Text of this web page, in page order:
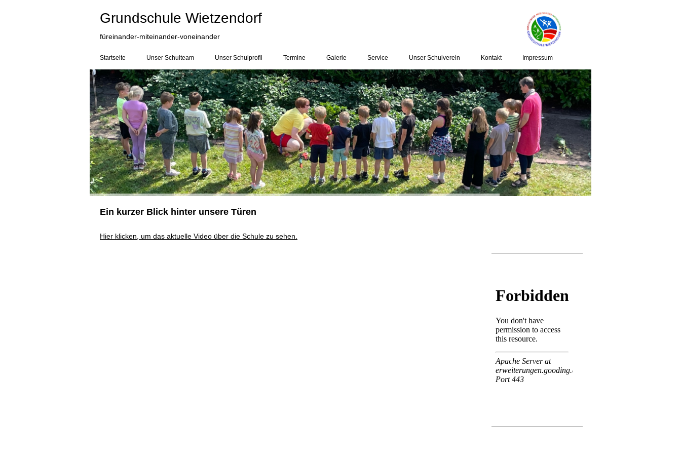
Grundschule Wietzendorf
füreinander-miteinander-voneinander
Startseite Unser Schulteam Unser Schulprofil Termine Galerie Service Unser Schulverein Kontakt Impressum
Ein kurzer Blick hinter unsere Türen
Hier klicken, um das aktuelle Video über die Schule zu sehen.